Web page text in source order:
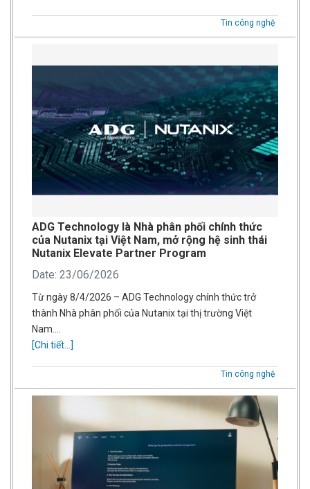
Tin công nghệ
ADG Technology là Nhà phân phối chính thức
của Nutanix tại Việt Nam, mở rộng hệ sinh thái
Nutanix Elevate Partner Program
Date: 23/06/2026
Từ ngày 8/4/2026 – ADG Technology chính thức trở
thành Nhà phân phối của Nutanix tại thị trường Việt
Nam….
[Chi tiết...]
Tin công nghệ